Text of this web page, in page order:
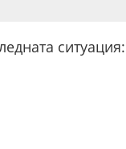
ситуация: